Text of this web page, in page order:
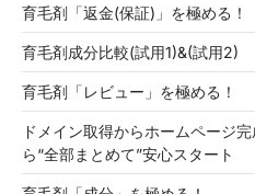
育毛剤「返金(保証)」を極める！
育毛剤成分比較(試用1)&(試用2)
育毛剤「レビュー」を極める！
ドメイン取得からホームページ
ら“全部まとめて”安心スタート